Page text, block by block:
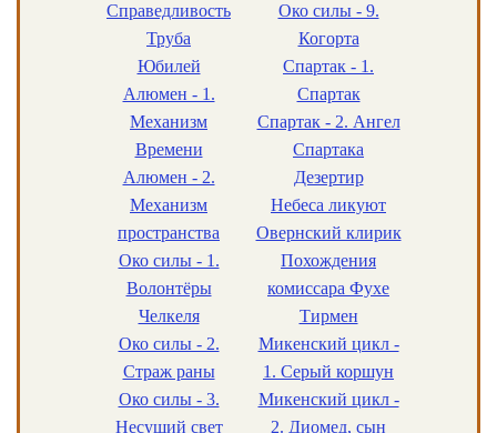
Справедливость
Труба
Юбилей
Алюмен - 1.
Механизм
Времени
Алюмен - 2.
Механизм
пространства
Око силы - 1.
Волонтёры
Челкеля
Око силы - 2.
Страж раны
Око силы - 3.
Несущий свет
Око силы - 9.
Когорта
Спартак - 1.
Спартак
Спартак - 2. Ангел
Спартака
Дезертир
Небеса ликуют
Овернский клирик
Похождения
комиссара Фухе
Тирмен
Микенский цикл -
1. Серый коршун
Микенский цикл -
2. Диомед, сын